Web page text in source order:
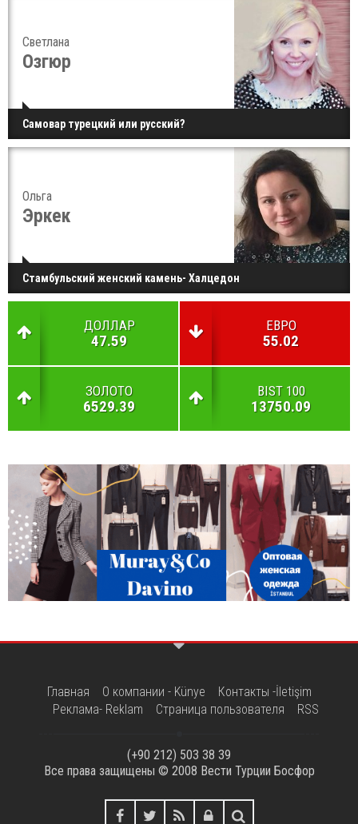
Светлана
Озгюр
Самовар турецкий или русский?
Ольга
Эркек
Стамбульский женский камень- Халцедон
ДОЛЛАР
47.59
ЕВРО
55.02
ЗОЛОТО
6529.39
BIST 100
13750.09
Главная О компании - Künye
Контакты -İletişim
Реклама- Reklam
Страница пользователя RSS
(+90 212) 503 38 39
Все права защищены © 2008 Вести Турции Босфор